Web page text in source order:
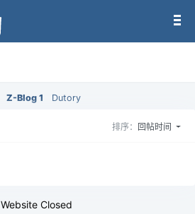
Z-Blog 1 Dutory
排序： 回帖时间
Website Closed